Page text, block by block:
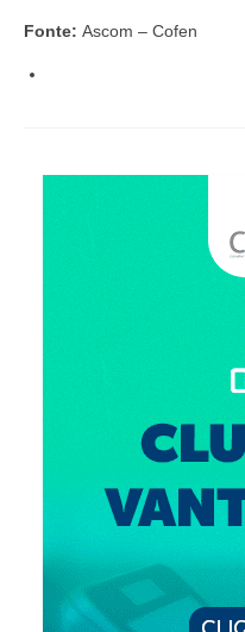
Censura Pública
Suspensão do
Para Você
Procedimento
Clube de
Fonte: Ascom – Cofen